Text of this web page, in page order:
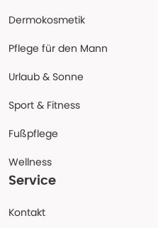
Dermokosmetik
Pflege für den Mann
Urlaub & Sonne
Sport & Fitness
Fußpflege
Wellness
Service
Kontakt